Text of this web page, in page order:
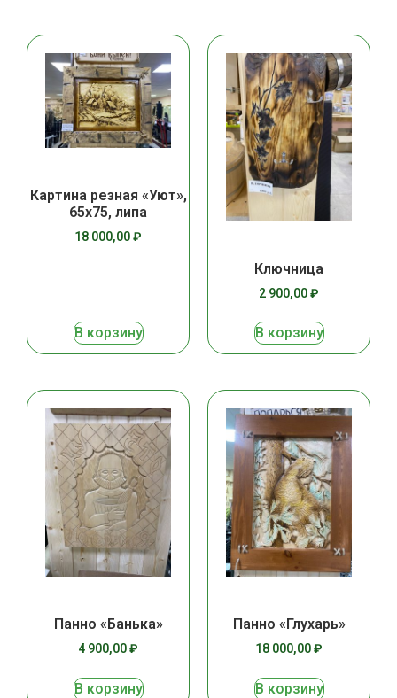
Картина резная «Уют»,
65х75, липа
18 000,00₽
В корзину
Ключница
2 900,00₽
В корзину
Панно «Банька»
4 900,00₽
В корзину
Панно «Глухарь»
18 000,00₽
В корзину